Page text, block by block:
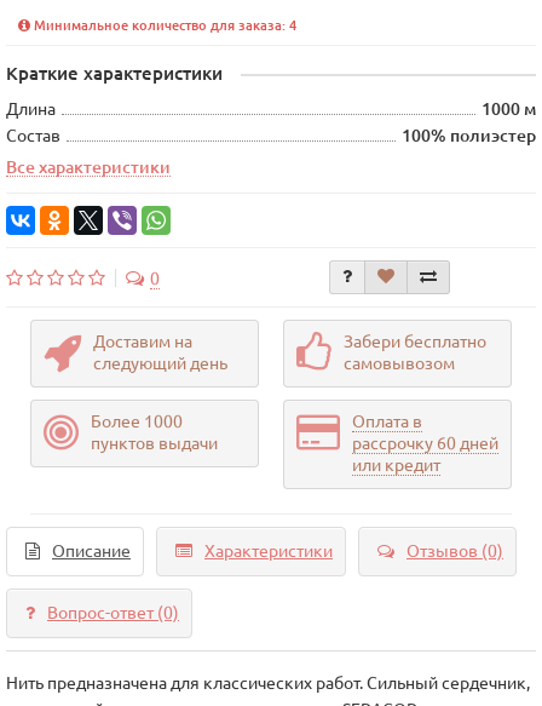
Минимальное количество для заказа: 4
Краткие характеристики
Длина
1000 м
Состав
100% полиэстер
Все характеристики
0
Доставим на
следующий день
Забери бесплатно
самовывозом
Более 1000
пунктов выдачи
Оплата в
рассрочку 60 дней
или кредит
Описание Характеристики Отзывов (0)
Вопрос-ответ(0)
Нить предназначена для классических работ. Сильный сердечник,